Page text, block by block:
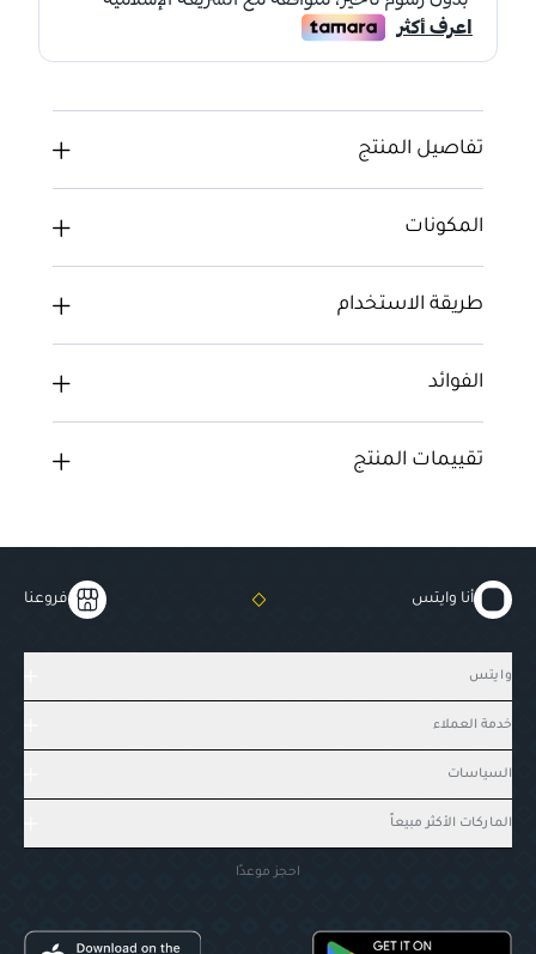
تفاصيل المنتج
المكونات
طريقة الاستخدام
الفوائد
تقييمات المنتج
أنا وايتس فروعنا
وايتس
خدمة العملاء
السياسات
الماركات الأكثر مبيعاً
احجز موعدًا